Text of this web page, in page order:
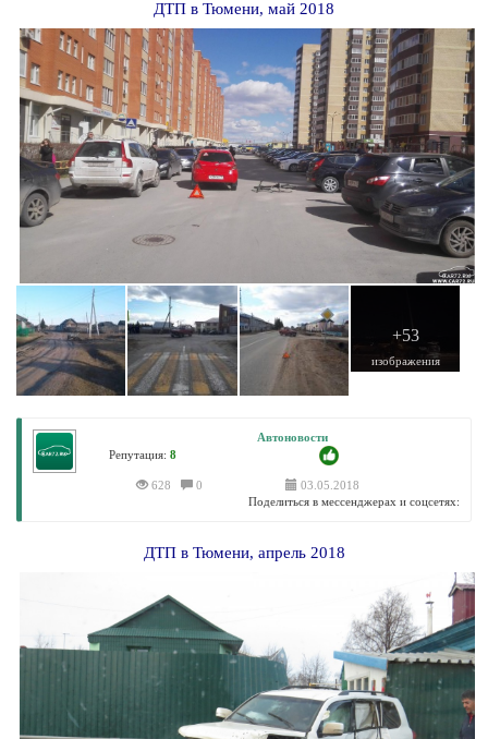
ДТП в Тюмени, май 2018
+53
изображения
Автоновости
Репутация:8
628 0
03.05.2018
Поделиться в мессенджерах и соцсетях:
ДТП в Тюмени, апрель 2018